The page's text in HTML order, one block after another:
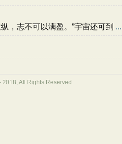
，志不可以满盈。”宇宙还可到 ...
All Rights Reserved.